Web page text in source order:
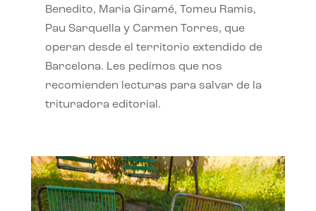
Benedito, Maria Giramé, Tomeu Ramis,
Pau Sarquella y Carmen Torres, que
operan desde el territorio extendido de
Barcelona. Les pedimos que nos
recomienden lecturas para salvar de la
trituradora editorial.